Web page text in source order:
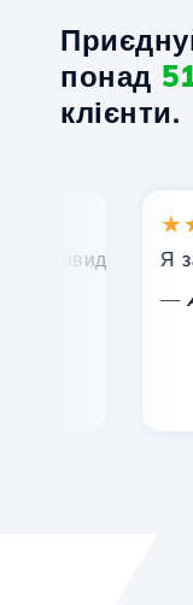
понад
клієнти.
та
Я